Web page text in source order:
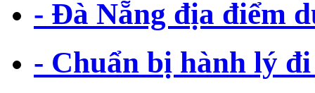
- Đà Nẵng địa điểm
- Chuẩn bị hành lý